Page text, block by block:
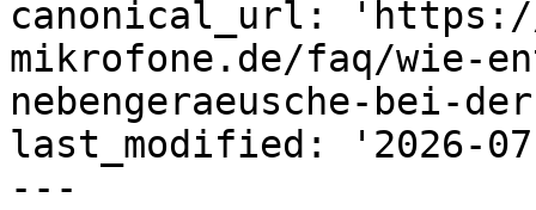
canonical_url: 'https://
mikrofone.de/faq/wie-
nebengeraeusche-bei-
last_modified: '2026-
---